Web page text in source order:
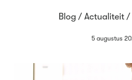
Blog / Actualiteit/
5 augustus